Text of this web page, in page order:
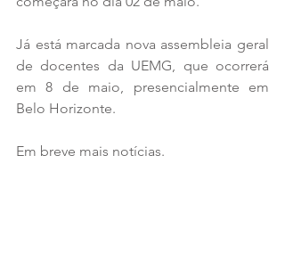
Já está marcada nova assembleia geral
de docentes da UEMG, que ocorrerá
em 8 de maio, presencialmente em
Belo Horizonte.
Em breve mais notícias.